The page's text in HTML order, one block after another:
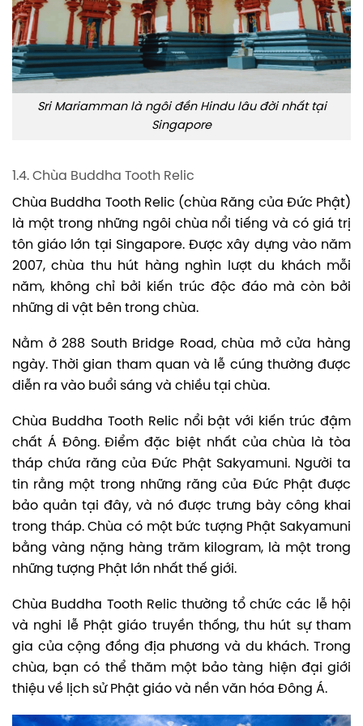
Sri Mariamman là ngôi đền Hindu lâu đời nhất tại
Singapore
1.4. Chùa Buddha Tooth Relic
Chùa Buddha Tooth Relic (chùa Răng của Đức Phật)
là một trong những ngôi chùa nổi tiếng và có giá trị
tôn giáo lớn tại Singapore. Được xây dựng vào năm
2007, chùa thu hút hàng nghìn lượt du khách mỗi
năm, không chỉ bởi kiến trúc độc đáo mà còn bởi
những di vật bên trong chùa.
Nằm ở 288 South Bridge Road, chùa mở cửa hàng
ngày. Thời gian tham quan và lễ cúng thường được
diễn ra vào buổi sáng và chiều tại chùa.
Chùa Buddha Tooth Relic nổi bật với kiến trúc đậm
chất Á Đông. Điểm đặc biệt nhất của chùa là tòa
tháp chứa răng của Đức Phật Sakyamuni. Người ta
tin rằng một trong những răng của Đức Phật được
bảo quản tại đây, và nó được trưng bày công khai
trong tháp. Chùa có một bức tượng Phật Sakyamuni
bằng vàng nặng hàng trăm kilogram, là một trong
những tượng Phật lớn nhất thế giới.
Chùa Buddha Tooth Relic thường tổ chức các lễ hội
và nghi lễ Phật giáo truyền thống, thu hút sự tham
gia của cộng đồng địa phương và du khách. Trong
chùa, bạn có thể thăm một bảo tàng hiện đại giới
thiệu về lịch sử Phật giáo và nền văn hóa Đông Á.